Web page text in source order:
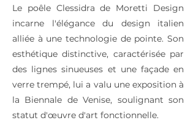
Le poêle Clessidra de Moretti Design
incarne l'élégance du design italien
alliée à une technologie de pointe. Son
esthétique distinctive, caractérisée par
des lignes sinueuses et une façade en
verre trempé, lui a valu une exposition à
la Biennale de Venise, soulignant son
statut d'œuvre d'art fonctionnelle.